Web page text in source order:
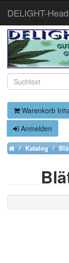
Warenkorb
Anmelden
HomeKatalog
DELIGHT-